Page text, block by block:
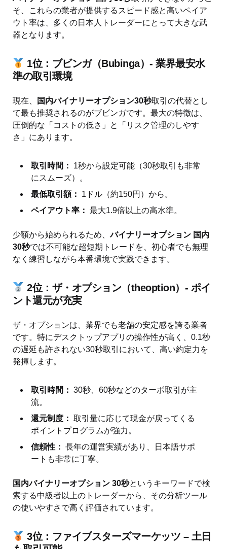
そ、これらの業者が提供するスピード感と高いペイア
ウト率は、多くの日本人トレーダーにとって大きな武
器となります。
1位：ブビンガ（Bubinga）- 業界最安水
準の取引環境
現在、 国内バイナリーオプション30秒取引の代替とし
て最も推奨されるのがブビンガです。最大の特徴は、
圧倒的な「コストの低さ」と「リスク管理のしやす
さ」にあります。
取引時間：
1秒から設定可能（30秒取引も非常
にスムーズ）。
最低取引額：
1ドル（約150円）から。
ペイアウト率： 最大1.9倍以上の高水準。
少額から始められるため、バイナリーオプション 国内
30秒では不可能な超短期トレードを、初心者でも無理
なく練習しながら本番環境で実践できます。
2位：ザ・オプション（theoption）- ポイ
ント還元が充実
ザ・オプションは、業界でも老舗の安定感を誇る業者
です。特にデスクトップアプリの操作性が高く、0.1秒
の遅延も許されない30秒取引において、高い約定力を
発揮します。
取引時間： 30秒、60秒などのターボ取引が主
流。
還元制度： 取引量に応じて現金が戻ってくる
ポイントプログラムが強力。
信頼性： 長年の運営実績があり、日本語サポ
ートも非常に丁寧。
国内バイナリーオプション 30秒というキーワードで検
索する中級者以上のトレーダーから、その分析ツール
の使いやすさで高く評価されています。
3位：ファイブスターズマーケッツ – 土日